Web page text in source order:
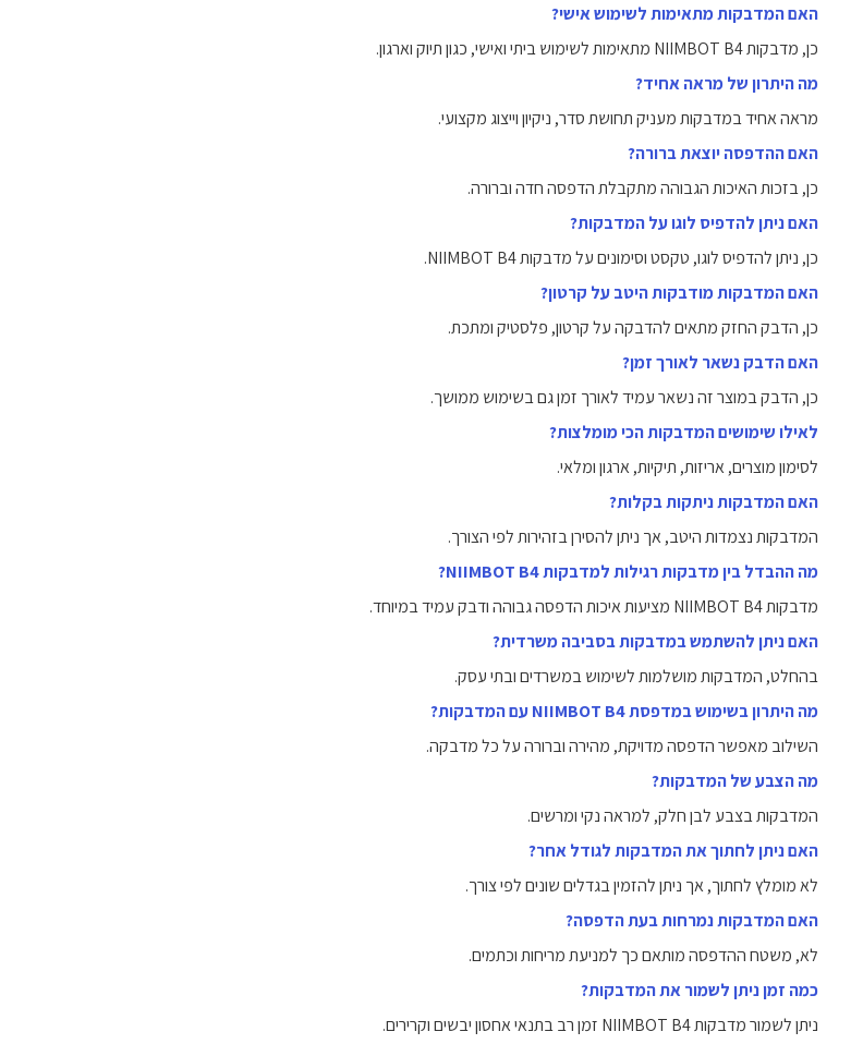
האם המדבקות מתאימות לשימוש אישי?
כן, מדבקות NIIMBOT B4 מתאימות לשימוש ביתי ואישי, כגון תיוק וארגון.
מה היתרון של מראה אחיד?
מראה אחיד במדבקות מעניק תחושת סדר, ניקיון וייצוג מקצועי.
האם ההדפסה יוצאת ברורה?
כן, בזכות האיכות הגבוהה מתקבלת הדפסה חדה וברורה.
האם ניתן להדפיס לוגו על המדבקות?
כן, ניתן להדפיס לוגו, טקסט וסימונים על מדבקות NIIMBOT B4.
האם המדבקות מודבקות היטב על קרטון?
כן, הדבק החזק מתאים להדבקה על קרטון, פלסטיק ומתכת.
האם הדבק נשאר לאורך זמן?
כן, הדבק במוצר זה נשאר עמיד לאורך זמן גם בשימוש ממושך.
לאילו שימושים המדבקות הכי מומלצות?
לסימון מוצרים, אריזות, תיקיות, ארגון ומלאי.
האם המדבקות ניתקות בקלות?
המדבקות נצמדות היטב, אך ניתן להסירן בזהירות לפי הצורך.
מה ההבדל בין מדבקות רגילות למדבקות NIIMBOT B4?
מדבקות NIIMBOT B4 מציעות איכות הדפסה גבוהה ודבק עמיד במיוחד.
האם ניתן להשתמש במדבקות בסביבה משרדית?
בהחלט, המדבקות מושלמות לשימוש במשרדים ובתי עסק.
מה היתרון בשימוש במדפסת NIIMBOT B4 עם המדבקות?
השילוב מאפשר הדפסה מדויקת, מהירה וברורה על כל מדבקה.
מה הצבע של המדבקות?
המדבקות בצבע לבן חלק, למראה נקי ומרשים.
האם ניתן לחתוך את המדבקות לגודל אחר?
לא מומלץ לחתוך, אך ניתן להזמין בגדלים שונים לפי צורך.
האם המדבקות נמרחות בעת הדפסה?
לא, משטח ההדפסה מותאם כך למניעת מריחות וכתמים.
כמה זמן ניתן לשמור את המדבקות?
ניתן לשמור מדבקות NIIMBOT B4 זמן רב בתנאי אחסון יבשים וקרירים.